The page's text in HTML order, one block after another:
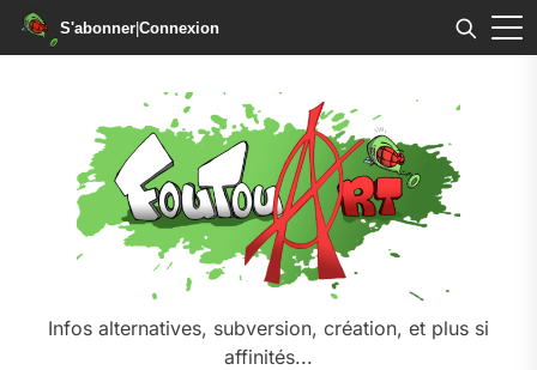
S'abonner|Connexion
Infos alternatives, subversion, création, et plus si
affinités...